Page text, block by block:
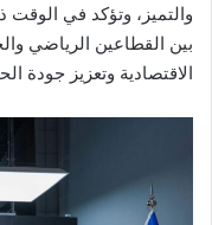
والتميز، وتؤكد في الوقت
بين القطاعين الرياضي
الاقتصادية وتعزيز جودة